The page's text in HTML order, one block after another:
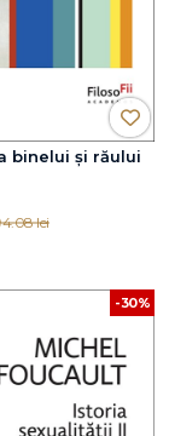
binelui și răului
lei
-30%